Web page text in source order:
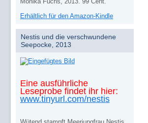
Erhältlich für den Amazon-Kindle
Nestis und die verschwundene
Seepocke, 2013
Eine ausführliche
Leseprobe findet ihr hier:
www.tinyurl.com/nestis